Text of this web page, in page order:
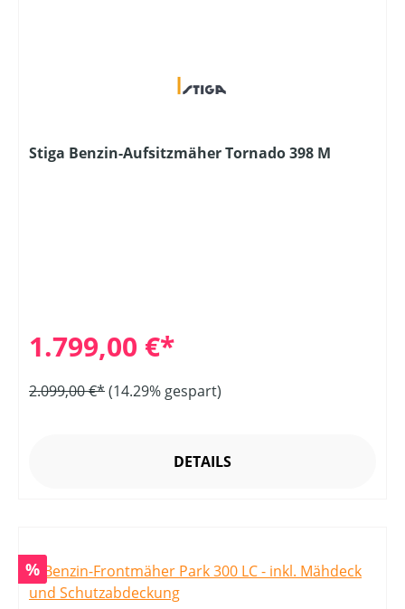
Stiga Benzin-Aufsitzmäher Tornado 398 M
1.799,00 €*
2.099,00 €*(14.29% gespart)
DETAILS
Rabatt
%